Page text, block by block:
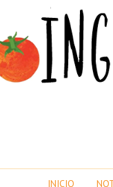
INICIO